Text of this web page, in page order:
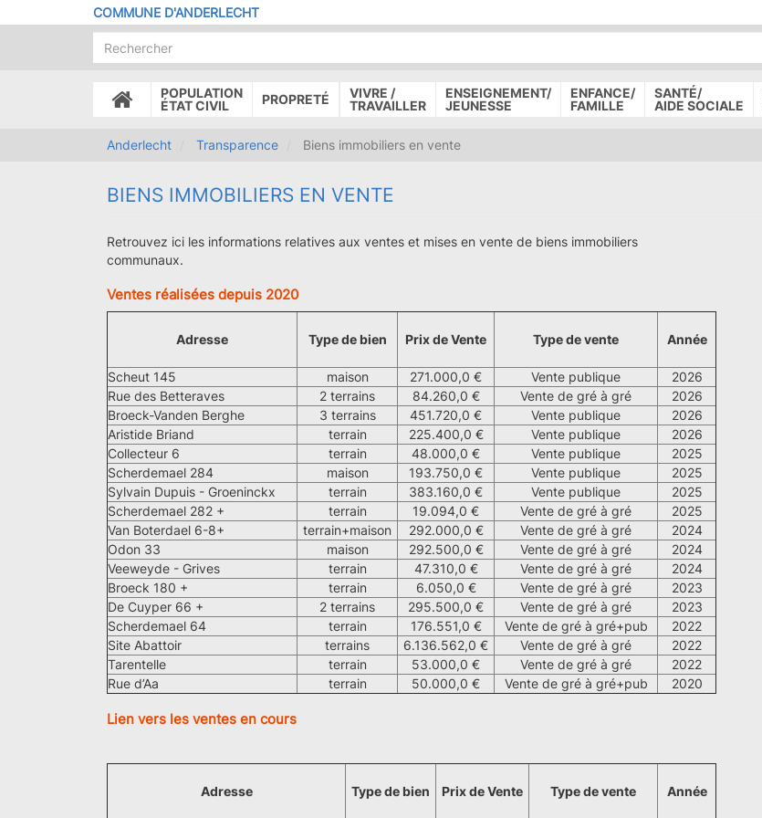
au
COMMUNE D'ANDERLECHT
ACCUEIL
POPULATION
ÉTAT CIVIL
PROPRETÉ
VIVRE /
TRAVAILLER
ENSEIGNEMENT/
JEUNESSE
ENFANCE/
FAMILLE
SANTÉ/
AIDE SOCIALE
Anderlecht Transparence Biens immobiliers en vente
BIENS IMMOBILIERS EN VENTE
Retrouvez ici les informations relatives aux ventes et mises en vente de biens immobiliers
communaux.
Ventes réalisées depuis 2020
Adresse Type de bien Prix de Vente Type de vente Année
Scheut 145 maison 271.000,0 € Vente publique
2026
Rue des Betteraves
2 terrains 84.260,0 € Vente de gré à gré
2026
Broeck-Vanden Berghe
3 terrains 451.720,0 € Vente publique
2026
Aristide Briand
terrain 225.400,0 € Vente publique
2026
Collecteur 6
terrain 48.000,0 € Vente publique
2025
Scherdemael 284
maison 193.750,0 € Vente publique
2025
Sylvain Dupuis - Groeninckx
terrain 383.160,0 € Vente publique
2025
Scherdemael 282 +
terrain 19.094,0 € Vente de gré à gré
2025
Van Boterdael 6-8+
terrain+maison 292.000,0 € Vente de gré à gré
2024
Odon 33
maison 292.500,0 € Vente de gré à gré
2024
Veeweyde - Grives
terrain 47.310,0 € Vente de gré à gré
2024
Broeck 180 +
terrain 6.050,0 € Vente de gré à gré
2023
De Cuyper 66 +
2 terrains 295.500,0 € Vente de gré à gré
2023
Scherdemael 64
terrain 176.551,0 € Vente de gré à gré+pub
2022
Site Abattoir
terrains 6.136.562,0 € Vente de gré à gré
2022
Tarentelle
terrain 53.000,0 € Vente de gré à gré
2022
Rue d’Aa
terrain 50.000,0 € Vente de gré à gré+pub 2020
Lien vers les ventes en cours
Adresse Type de bien Prix de Vente Type de vente Année